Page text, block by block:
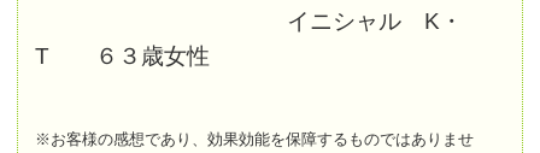
イニシャル K・
T ６３歳女性
※お客様の感想であり、効果効能を保障するものではありませ